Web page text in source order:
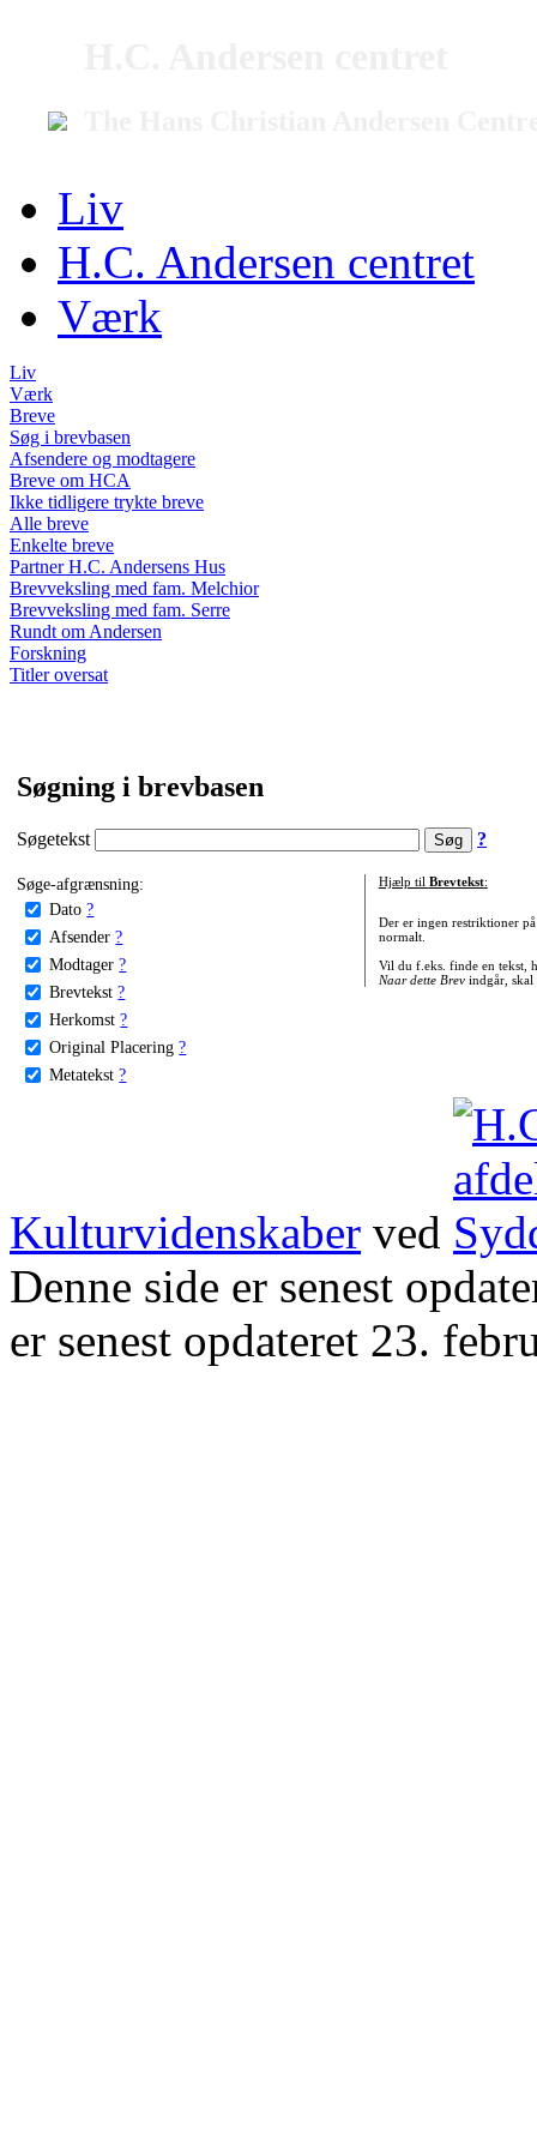
Liv
H.C. Andersen centret
Værk
Liv
Værk
Breve
Søg i brevbasen
Afsendere og modtagere
Breve om HCA
Ikke tidligere trykte breve
Alle breve
Enkelte breve
Partner H.C. Andersens Hus
Brevveksling med fam. Melchior
Brevveksling med fam. Serre
Rundt om Andersen
Forskning
Titler oversat
Søgning i brevbasen
Søgetekst ?
Søge-afgrænsning:
Dato ?
Afsender ?
Modtager ?
Brevtekst ?
Herkomst ?
Original Placering ?
Metatekst ?
Hjælp til Brevtekst:
Der er ingen restriktioner
normalt.
Vil du f.eks. finde en tekst,
Naar dette Brevindgår, skal
Kulturvidenskaber ved
Denne side er senest
er senest opdateret 23.